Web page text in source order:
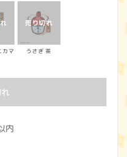
カマ うさぎ 茶
内